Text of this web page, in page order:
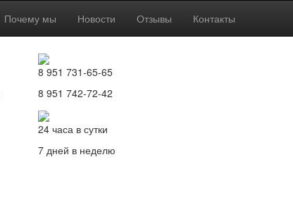
Почему мы Новости Отзывы Контакты
8 951 731-65-65
8 951 742-72-42
24 часа в сутки
7 дней в неделю